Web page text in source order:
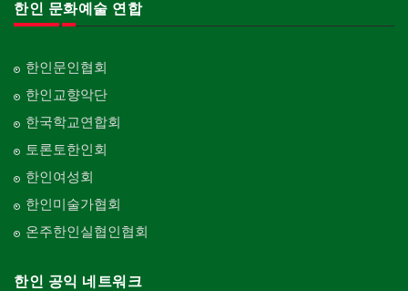
한인 문화예술 연합
한인문인협회
한인교향악단
한국학교연합회
토론토한인회
한인여성회
한인미술가협회
온주한인실협인협회
한인 공익 네트워크